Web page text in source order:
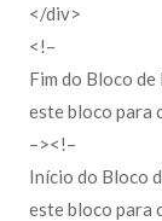
</div>
<!–
Fim do Bloco
este bloco para
–><!–
Início do Bloco
este bloco para